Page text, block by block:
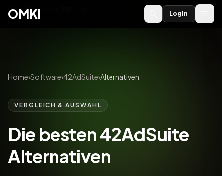
OMKI 2027
OMKI Login
Home›Software›42AdSuite›Alternativen
VERGLEICH & AUSWAHL
Die besten 42AdSuite
Alternativen